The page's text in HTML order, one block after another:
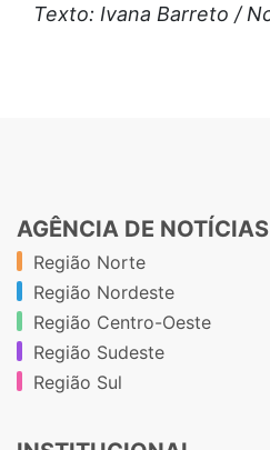
Texto: Ivana Barreto /
AGÊNCIA DE NOTÍCIAS
Região Norte
Região Nordeste
Região Centro-Oeste
Região Sudeste
Região Sul